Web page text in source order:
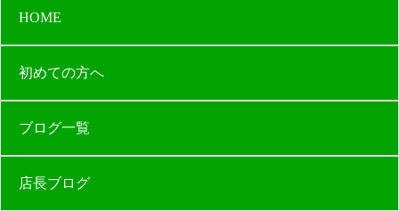
HOME
初めての方へ
ブログ一覧
店長ブログ